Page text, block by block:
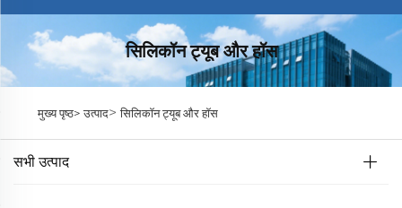
सिलिकॉन ट्यूब और हॉस
मुख्य पृष्ठ> उत्पाद>सिलिकॉन ट्यूब और हॉस
सभी उत्पाद